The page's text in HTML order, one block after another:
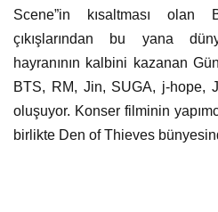
Scene”in kısaltması olan
çıkışlarından bu yana
hayranının kalbini kazanan
BTS, RM, Jin, SUGA, j-hope,
oluşuyor. Konser filminin
birlikte Den of Thieves